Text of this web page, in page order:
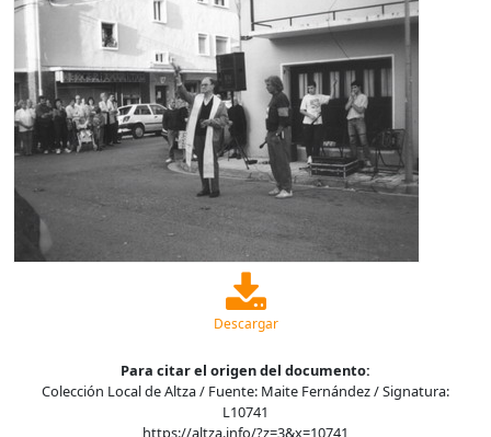
Descargar
Para citar el origen del documento:
Colección Local de Altza / Fuente: Maite Fernández / Signatura:
L10741
https://altza.info/?z=3&x=10741